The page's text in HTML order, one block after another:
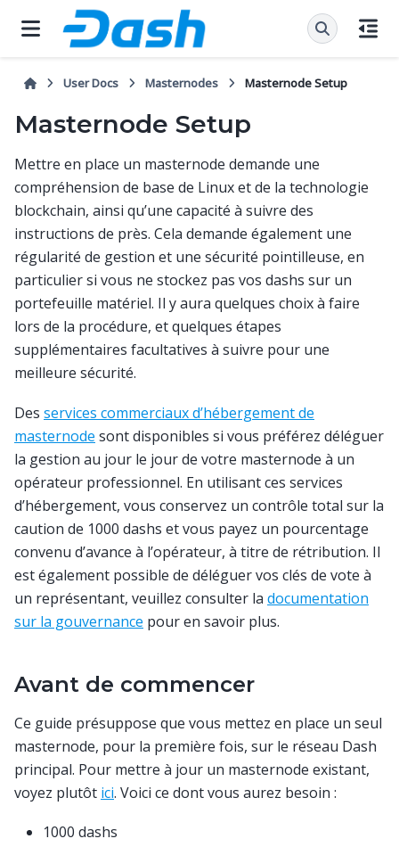
User Docs Masternodes Masternode Setup
Masternode Setup
Mettre en place un masternode demande une
compréhension de base de Linux et de la technologie
blockchain, ainsi qu’une capacité à suivre des
instructions de près. Cela demande également une
régularité de gestion et une sécurité pointilleuse, en
particulier si vous ne stockez pas vos dashs sur un
portefeuille matériel. Il y aura quelques choix à faire
lors de la procédure, et quelques étapes
supplémentaires facultatives à suivre pour une
meilleure sécurité.
Des services commerciaux d’hébergement de
masternode sont disponibles si vous préférez déléguer
la gestion au jour le jour de votre masternode à un
opérateur professionnel. En utilisant ces services
d’hébergement, vous conservez un contrôle total sur la
caution de 1000 dashs et vous payez un pourcentage
convenu d’avance à l’opérateur, à titre de rétribution. Il
est également possible de déléguer vos clés de vote à
un représentant, veuillez consulter la documentation
sur la gouvernance pour en savoir plus.
Avant de commencer
Ce guide présuppose que vous mettez en place un seul
masternode, pour la première fois, sur le réseau Dash
principal. Pour mettre à jour un masternode existant,
voyez plutôt ici. Voici ce dont vous aurez besoin :
1000 dashs